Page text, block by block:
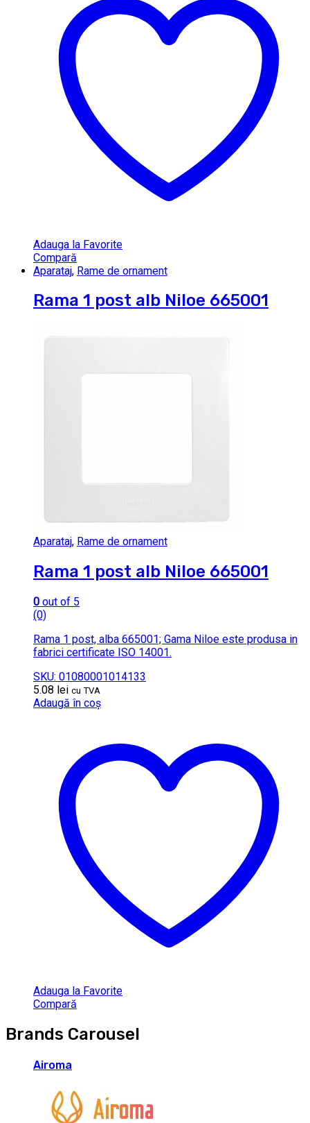
Adauga la Favorite
Compară
Aparataj, Rame de ornament
Rama 1 post alb Niloe 665001
Aparataj, Rame de ornament
Rama 1 post alb Niloe 665001
0 out of 5
(0)
Rama 1 post, alba 665001; Gama Niloe este produsa in
fabrici certificate ISO 14001.
SKU: 01080001014133
5.08 lei cu TVA
Adaugă în coș
Adauga la Favorite
Compară
Brands Carousel
Airoma